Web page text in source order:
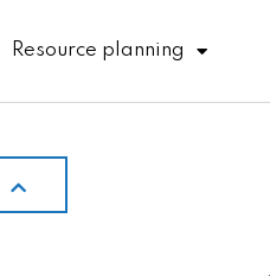
Resource planning